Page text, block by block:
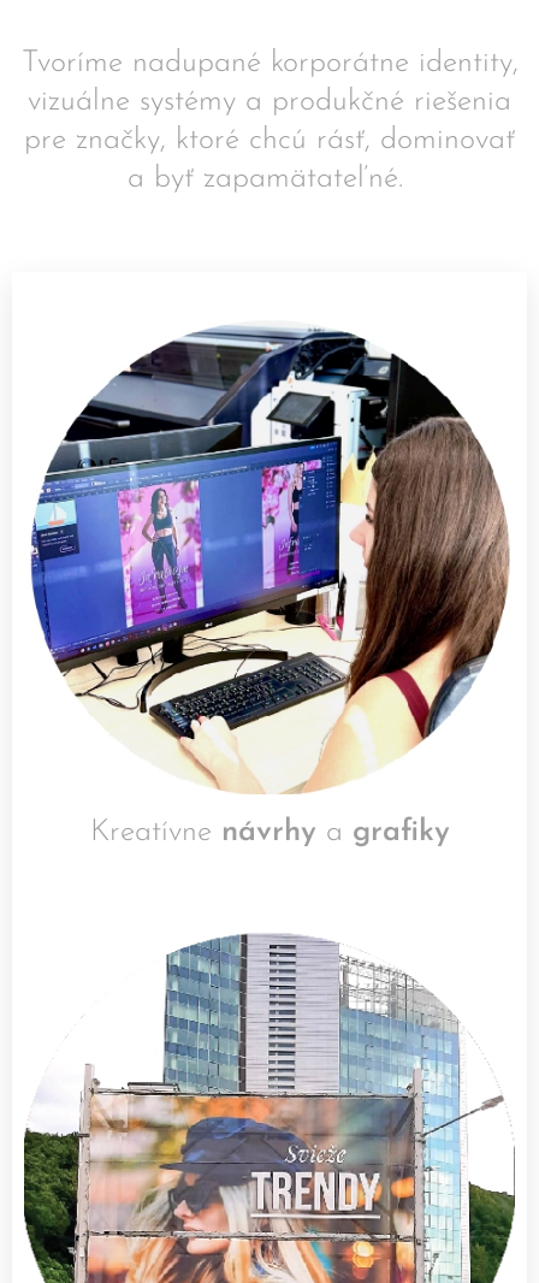
Tvoríme nadupané korporátne identity,
vizuálne systémy a produkčné riešenia
pre značky, ktoré chcú rásť, dominovať
a byť zapamätateľné.
Kreatívne návrhy a grafiky